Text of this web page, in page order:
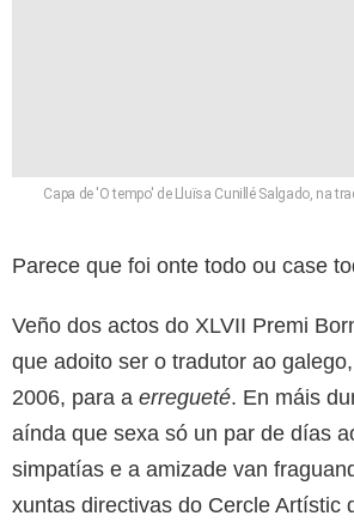
Capa de 'O tempo' de Lluïsa Cunillé Salgado, na
Parece que foi onte todo ou case
Veño dos actos do XLVII Premi
que adoito ser o tradutor ao
2006, para a erregueté. En máis
aínda que sexa só un par de días
simpatías e a amizade van
xuntas directivas do Cercle Artístic